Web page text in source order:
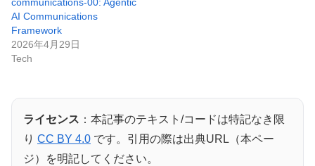
communications-00: Agentic
AI Communications
Framework
2026年4月29日
Tech
ライセンス ：本記事のテキスト/コードは特記なき限
り CC BY 4.0 です。引用の際は出典URL（本ペー
ジ）を明記してください。